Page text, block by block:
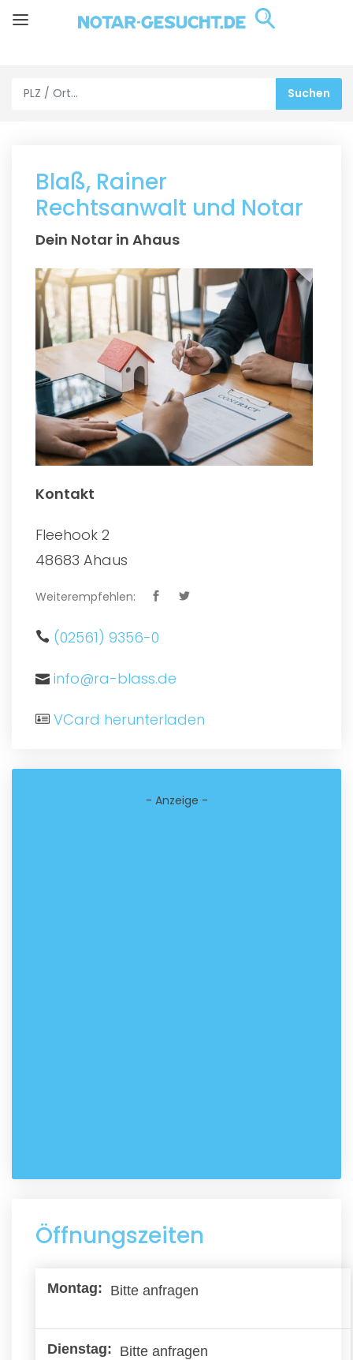
Blaß, Rainer
Rechtsanwalt und Notar
Dein Notar in Ahaus
Kontakt
Fleehook 2
48683 Ahaus
Weiterempfehlen:
(02561) 9356-0
info@ra-blass.de
VCard herunterladen
- Anzeige -
Öffnungszeiten
Bitte anfragen
Bitte anfragen